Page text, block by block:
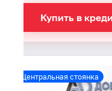
Купить в
Центральная стоянка